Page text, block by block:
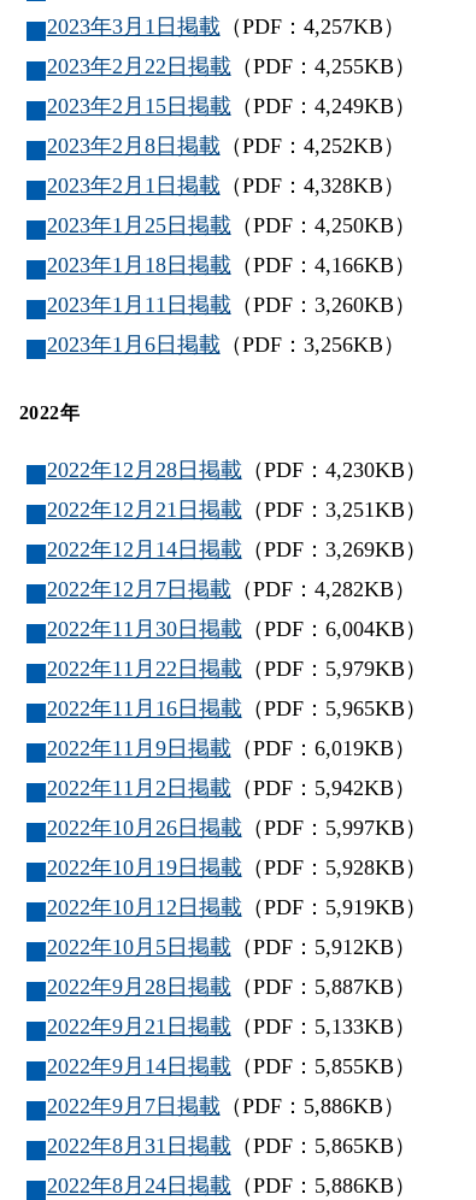
2023年3月1日掲載 （PDF：4,257KB）
2023年2月22日掲載 （PDF：4,255KB）
2023年2月15日掲載 （PDF：4,249KB）
2023年2月8日掲載 （PDF：4,252KB）
2023年2月1日掲載 （PDF：4,328KB）
2023年1月25日掲載 （PDF：4,250KB）
2023年1月18日掲載 （PDF：4,166KB）
2023年1月11日掲載 （PDF：3,260KB）
2023年1月6日掲載 （PDF：3,256KB）
2022年
2022年12月28日掲載 （PDF：4,230KB）
2022年12月21日掲載 （PDF：3,251KB）
2022年12月14日掲載 （PDF：3,269KB）
2022年12月7日掲載 （PDF：4,282KB）
2022年11月30日掲載 （PDF：6,004KB）
2022年11月22日掲載 （PDF：5,979KB）
2022年11月16日掲載 （PDF：5,965KB）
2022年11月9日掲載 （PDF：6,019KB）
2022年11月2日掲載 （PDF：5,942KB）
2022年10月26日掲載 （PDF：5,997KB）
2022年10月19日掲載 （PDF：5,928KB）
2022年10月12日掲載 （PDF：5,919KB）
2022年10月5日掲載 （PDF：5,912KB）
2022年9月28日掲載 （PDF：5,887KB）
2022年9月21日掲載 （PDF：5,133KB）
2022年9月14日掲載 （PDF：5,855KB）
2022年9月7日掲載 （PDF：5,886KB）
2022年8月31日掲載 （PDF：5,865KB）
2022年8月24日掲載 （PDF：5,886KB）